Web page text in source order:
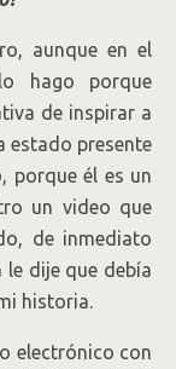
aunque en el
hago porque
de inspirar a
estado presente
porque él es un
un video que
de inmediato
le dije que debía
historia.
electrónico con